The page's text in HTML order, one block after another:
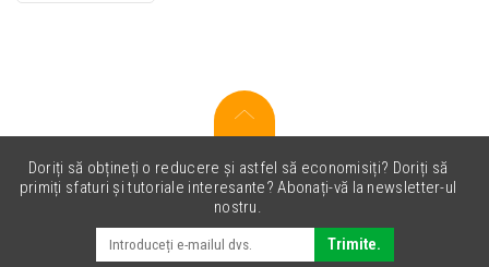
(yellow)
Doriți să obțineți o reducere și astfel să economisiți? Doriți să
primiți sfaturi și tutoriale interesante? Abonați-vă la newsletter-ul
nostru.
Trimite.